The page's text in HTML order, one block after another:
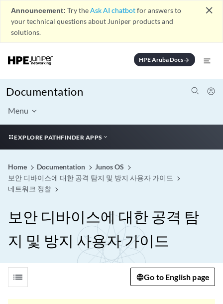
Announcement: Try theAsk AI chatbotfor answers to
your technical questions about Juniper products and
solutions.
close
HPE Aruba Docsarrow_forward
Documentation
Menu
EXPLORE PATHFINDER APPS
Home Documentation
Junos OS
보안 디바이스에 대한 공격 탐지 및 방지 사용자 가이드
네트워크 정찰
보안 디바이스에 대한 공격 탐
지 및 방지 사용자 가이드
list Go to English page